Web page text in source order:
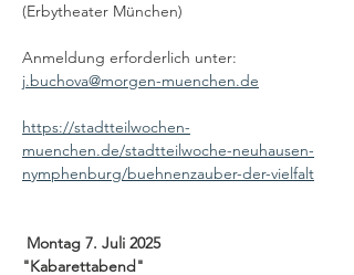
(Erbytheater München)
Anmeldung erforderlich unter:
j.buchova@morgen-muenchen.de
https://stadtteilwochen-
muenchen.de/stadtteilwoche-neuhausen-
nymphenburg/buehnenzauber-der-vielfalt
Montag 7. Juli 2025
"Kabarettabend"